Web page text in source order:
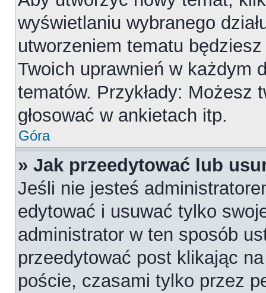
wyświetlaniu wybranego
utworzeniem tematu
Twoich uprawnień w każdym
tematów. Przykłady: Możesz
głosować w ankietach itp.
Góra
» Jak przeedytować lub
Jeśli nie jesteś
edytować i usuwać tylko
administrator w ten sposób
przeedytować post klikając
poście, czasami tylko przez